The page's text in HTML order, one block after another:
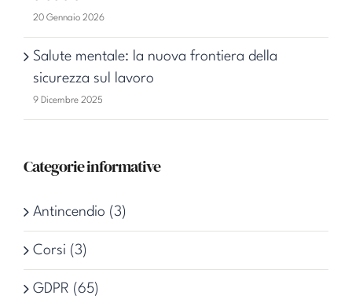
20 Gennaio 2026
Salute mentale: la nuova frontiera della
sicurezza sul lavoro
9 Dicembre 2025
Categorie informative
Antincendio (3)
Corsi (3)
GDPR (65)